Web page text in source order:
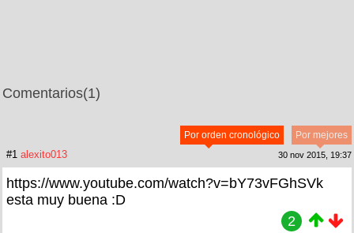
Comentarios(1)
Por mejores
Por orden cronológico
#1 alexito013 30 nov 2015, 19:37
https://www.youtube.com/watch?v=bY73vFGhSVk
esta muy buena :D
2